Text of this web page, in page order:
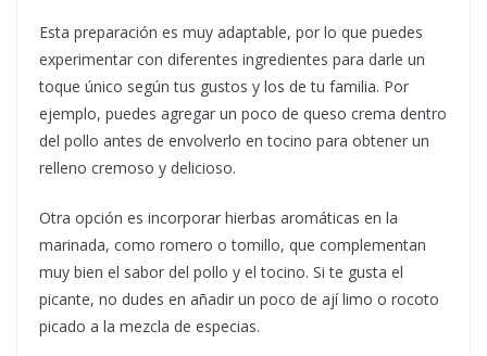
Esta preparación es muy adaptable, por lo que puedes
experimentar con diferentes ingredientes para darle un
toque único según tus gustos y los de tu familia. Por
ejemplo, puedes agregar un poco de queso crema dentro
del pollo antes de envolverlo en tocino para obtener un
relleno cremoso y delicioso.
Otra opción es incorporar hierbas aromáticas en la
marinada, como romero o tomillo, que complementan
muy bien el sabor del pollo y el tocino. Si te gusta el
picante, no dudes en añadir un poco de ají limo o rocoto
picado a la mezcla de especias.